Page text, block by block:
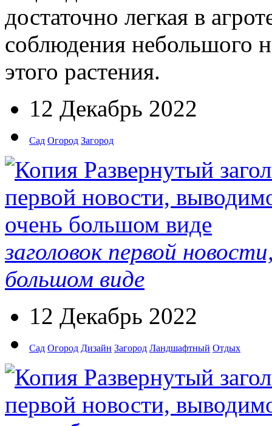
достаточно легкая в
соблюдения небольшого
этого растения.
12 Декабрь 2022
Сад Огород Загород
заголовок первой
большом виде
12 Декабрь 2022
Сад Огород Дизайн Загород Ландшафтный Отдых